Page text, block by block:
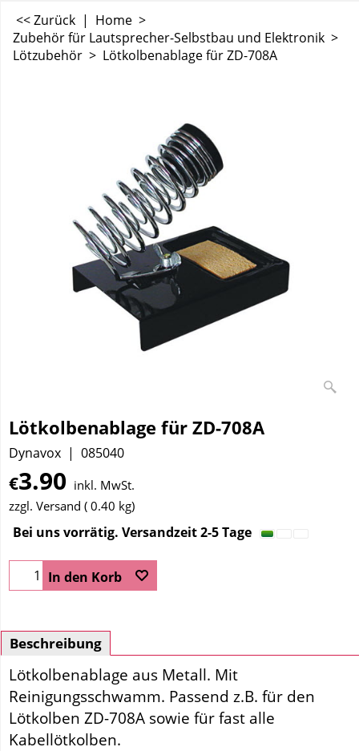
<< Zurück | Home >
Zubehör für Lautsprecher-Selbstbau und Elektronik >
Lötzubehör > Lötkolbenablage für ZD-708A
Lötkolbenablage für ZD-708A
Dynavox 085040
€3.90 inkl. MwSt.
zzgl. Versand
0.40 kg
Bei uns vorrätig. Versandzeit 2-5 Tage
In den Korb
Beschreibung
Lötkolbenablage aus Metall. Mit
Reinigungsschwamm. Passend z.B. für den
Lötkolben ZD-708A sowie für fast alle
Kabellötkolben.